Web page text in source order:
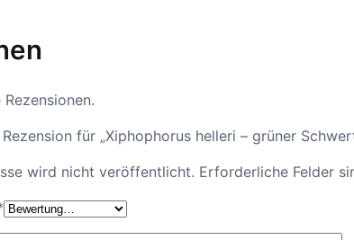
für „Xiphophorus helleri – grüner
wird nicht veröffentlicht. Erforderliche Felder